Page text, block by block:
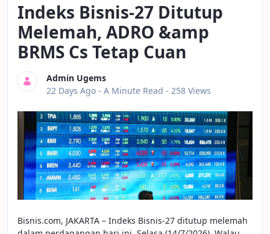
Indeks Bisnis-27 Ditutup
Melemah, ADRO &amp
BRMS Cs Tetap Cuan
Admin Ugems
Published Date
22 Days Ago - A Minute Read - 258 Views
Bisnis.com, JAKARTA – Indeks Bisnis-27 ditutup melemah